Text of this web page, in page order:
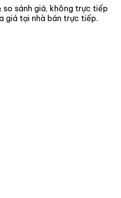
sánh giá, không trực tiếp
giá tại nhà bán trực tiếp.